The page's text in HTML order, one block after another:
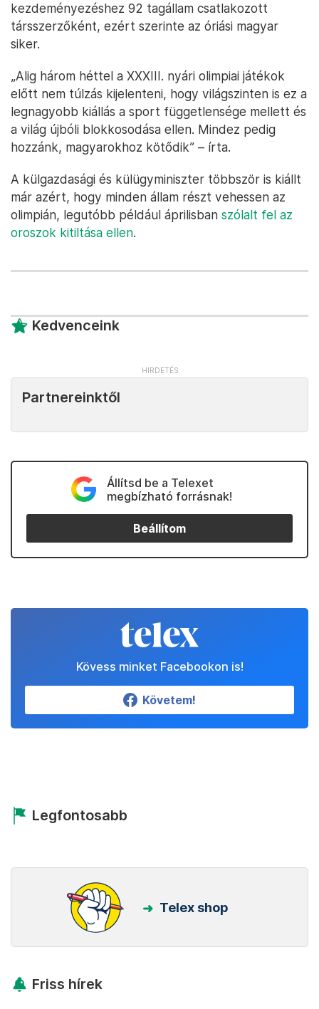
kezdeményezéshez 92 tagállam csatlakozott
társszerzőként, ezért szerinte az óriási magyar
siker.
„Alig három héttel a XXXIII. nyári olimpiai játékok
előtt nem túlzás kijelenteni, hogy világszinten is ez a
legnagyobb kiállás a sport függetlensége mellett és
a világ újbóli blokkosodása ellen. Mindez pedig
hozzánk, magyarokhoz kötődik” – írta.
A külgazdasági és külügyminiszter többször is kiállt
már azért, hogy minden állam részt vehessen az
olimpián, legutóbb például áprilisban szólalt fel az
oroszok kitiltása ellen.
Kedvenceink
Partnereinktől
Állítsd be a Telexet
megbízható forrásnak!
Beállítom
Kövess minket Facebookon is!
Követem!
Legfontosabb
Telex shop
Friss hírek